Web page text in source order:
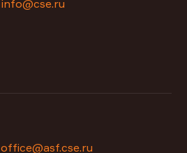
info@cse.ru
office@asf.cse.ru